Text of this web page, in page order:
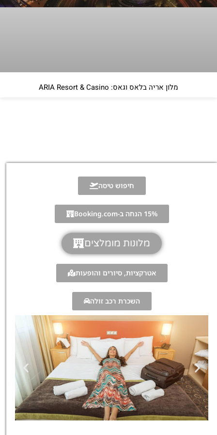
מלון אריה בלאס וגאס: ARIA Resort & Casino
חיפוש טיסה
15% הנחה ב-Booking.com
מלונות מומלצים
אטרקציות, סיורים והופעות
השכרת רכב זולה